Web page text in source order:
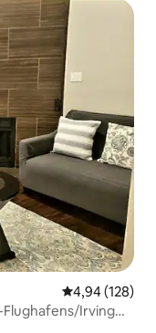
4,94 (128)
Flughafens/Irving